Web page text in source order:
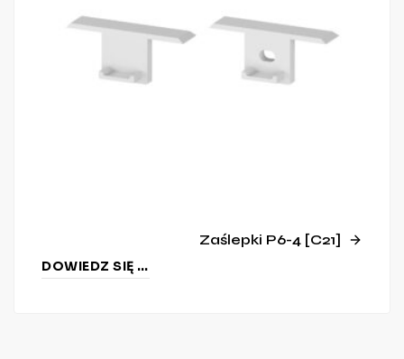
Zaślepki P6-4 [C21]
DOWIEDZ SIĘ WIĘCEJ